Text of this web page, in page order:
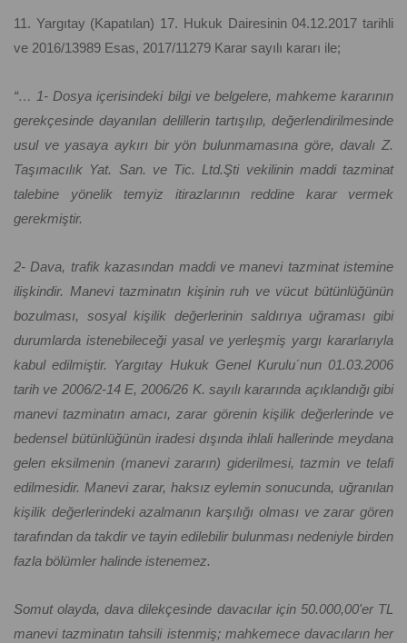
11. Yargıtay (Kapatılan) 17. Hukuk Dairesinin 04.12.2017 tarihli
ve 2016/13989 Esas, 2017/11279 Karar sayılı kararı ile;
“… 1- Dosya içerisindeki bilgi ve belgelere, mahkeme kararının
gerekçesinde dayanılan delillerin tartışılıp, değerlendirilmesinde
usul ve yasaya aykırı bir yön bulunmamasına göre, davalı Z.
Taşımacılık Yat. San. ve Tic. Ltd.Şti vekilinin maddi tazminat
talebine yönelik temyiz itirazlarının reddine karar vermek
gerekmiştir.
2- Dava, trafik kazasından maddi ve manevi tazminat istemine
ilişkindir. Manevi tazminatın kişinin ruh ve vücut bütünlüğünün
bozulması, sosyal kişilik değerlerinin saldırıya uğraması gibi
durumlarda istenebileceği yasal ve yerleşmiş yargı kararlarıyla
kabul edilmiştir. Yargıtay Hukuk Genel Kurulu´nun 01.03.2006
tarih ve 2006/2-14 E, 2006/26 K. sayılı kararında açıklandığı gibi
manevi tazminatın amacı, zarar görenin kişilik değerlerinde ve
bedensel bütünlüğünün iradesi dışında ihlali hallerinde meydana
gelen eksilmenin (manevi zararın) giderilmesi, tazmin ve telafi
edilmesidir. Manevi zarar, haksız eylemin sonucunda, uğranılan
kişilik değerlerindeki azalmanın karşılığı olması ve zarar gören
tarafından da takdir ve tayin edilebilir bulunması nedeniyle birden
fazla bölümler halinde istenemez.
Somut olayda, dava dilekçesinde davacılar için 50.000,00'er TL
manevi tazminatın tahsili istenmiş; mahkemece davacıların her